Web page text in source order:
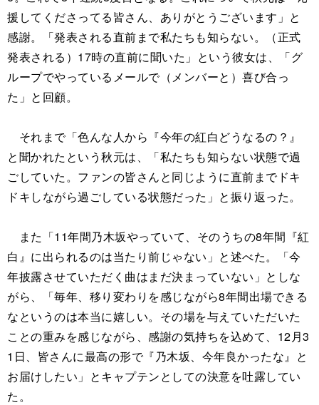
援してくださってる皆さん、ありがとうございます」と
感謝。「発表される直前まで私たちも知らない。（正式
発表される）17時の直前に聞いた」という彼女は、「グ
ループでやっているメールで（メンバーと）喜び合っ
た」と回顧。
それまで「色んな人から『今年の紅白どうなるの？』
と聞かれたという秋元は、「私たちも知らない状態で過
ごしていた。ファンの皆さんと同じように直前までドキ
ドキしながら過ごしている状態だった」と振り返った。
また「11年間乃木坂やっていて、そのうちの8年間『紅
白』に出られるのは当たり前じゃない」と述べた。「今
年披露させていただく曲はまだ決まっていない」としな
がら、「毎年、移り変わりを感じながら8年間出場できる
なというのは本当に嬉しい。その場を与えていただいた
ことの重みを感じながら、感謝の気持ちを込めて、12月3
1日、皆さんに最高の形で『乃木坂、今年良かったな』と
お届けしたい」とキャプテンとしての決意を吐露してい
た。